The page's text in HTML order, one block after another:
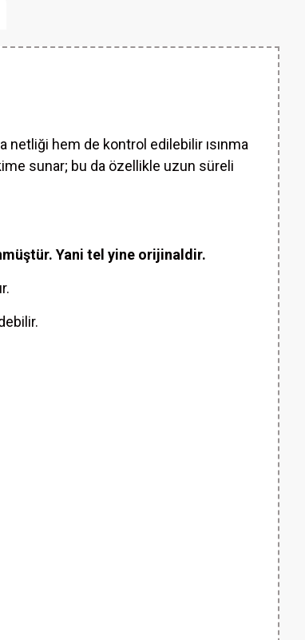
netliği hem de kontrol edilebilir ısınma
sunar; bu da özellikle uzun süreli
Yani tel yine orijinaldir.